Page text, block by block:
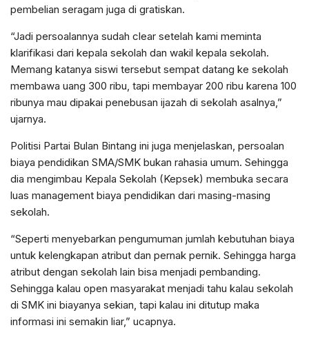
pembelian seragam juga di gratiskan.
“Jadi persoalannya sudah clear setelah kami meminta
klarifikasi dari kepala sekolah dan wakil kepala sekolah.
Memang katanya siswi tersebut sempat datang ke sekolah
membawa uang 300 ribu, tapi membayar 200 ribu karena 100
ribunya mau dipakai penebusan ijazah di sekolah asalnya,”
ujarnya.
Politisi Partai Bulan Bintang ini juga menjelaskan, persoalan
biaya pendidikan SMA/SMK bukan rahasia umum. Sehingga
dia mengimbau Kepala Sekolah (Kepsek) membuka secara
luas management biaya pendidikan dari masing-masing
sekolah.
“Seperti menyebarkan pengumuman jumlah kebutuhan biaya
untuk kelengkapan atribut dan pernak pernik. Sehingga harga
atribut dengan sekolah lain bisa menjadi pembanding.
Sehingga kalau open masyarakat menjadi tahu kalau sekolah
di SMK ini biayanya sekian, tapi kalau ini ditutup maka
informasi ini semakin liar,” ucapnya.